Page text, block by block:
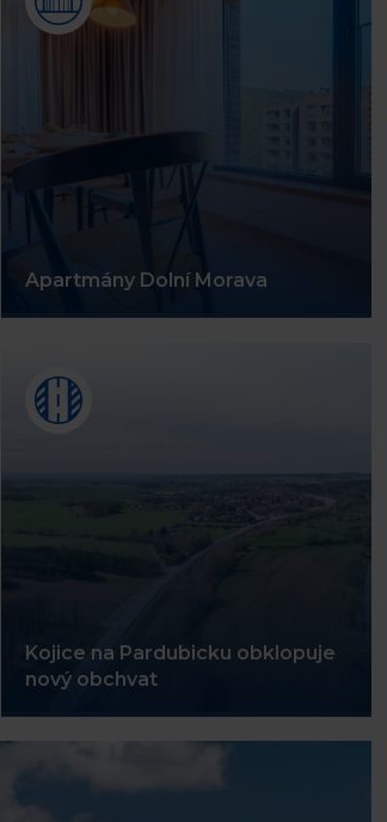
Apartmány Dolní Morava
Kojice na Pardubicku obklopuje
nový obchvat